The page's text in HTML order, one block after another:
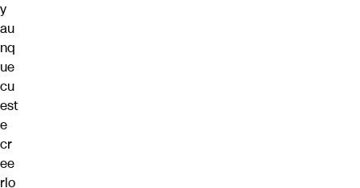
y
au
nq
ue
cu
est
e
cr
ee
rlo